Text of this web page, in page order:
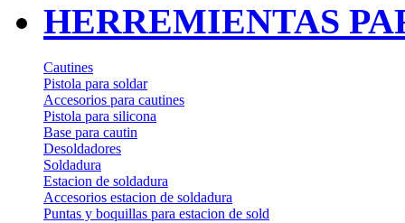
HERREMIENTAS
Cautines
Pistola para soldar
Accesorios para cautines
Pistola para silicona
Base para cautin
Desoldadores
Soldadura
Estacion de soldadura
Accesorios estacion de soldadura
Puntas y boquillas para estacion de sold